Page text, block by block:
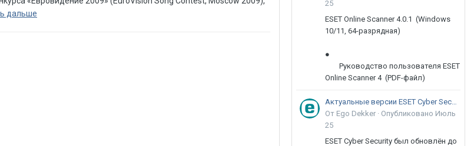
дальше
25
ESET Online Scanner 4.0.1 (Windows
10/11, 64-разрядная)
●
Руководство пользователя ESET
Online Scanner 4 (PDF-файл)
Актуальные версии ESET Cyber Security 9
От Ego Dekker · Опубликовано Июль
25
ESET Cyber Security был обновлён до